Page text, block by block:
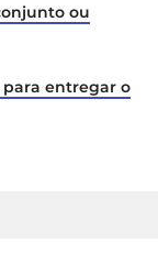
ou
entregar o